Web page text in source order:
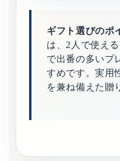
ギフト選びのポ
は、2人で使え
で出番の多いプ
すめです。実用
を兼ね備えた贈